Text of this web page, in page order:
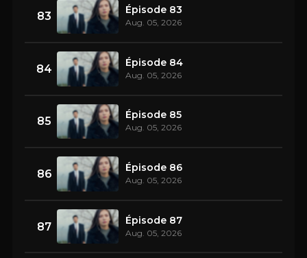
83 Épisode 83
Aug. 05, 2026
84 Épisode 84
Aug. 05, 2026
85 Épisode 85
Aug. 05, 2026
86 Épisode 86
Aug. 05, 2026
87 Épisode 87
Aug. 05, 2026